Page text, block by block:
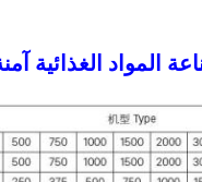
المواد الغذائية